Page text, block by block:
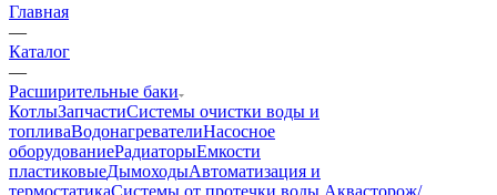
Главная
—
Каталог
—
Расширительные баки
КотлыЗапчастиСистемы очистки воды и
топливаВодонагревателиНасосное
оборудованиеРадиаторыЕмкости
пластиковыеДымоходыАвтоматизация и
термостатикаСистемы от протечки воды Аквасторож/